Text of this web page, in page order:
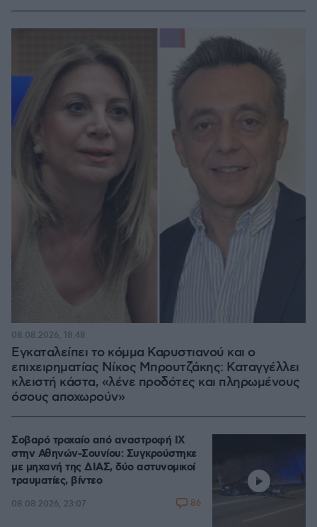
Εγκαταλείπει το κόμμα Καρυστιανού και ο
επιχειρηματίας Νίκος Μπρουτζάκης: Καταγγέλλει
κλειστή κάστα, «λένε προδότες και πληρωμένους
όσους αποχωρούν»
08.08.2026, 18:48
Σοβαρό τροχαίο από αναστροφή ΙΧ
στην Αθηνών-Σουνίου: Συγκρούστηκε
με μηχανή της ΔΙΑΣ, δύο αστυνομικοί
τραυματίες, βίντεο
08.08.2026, 23:07 86